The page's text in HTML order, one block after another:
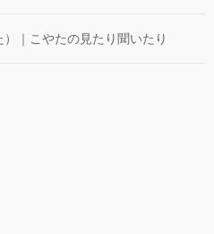
｜こやたの見たり聞いたり